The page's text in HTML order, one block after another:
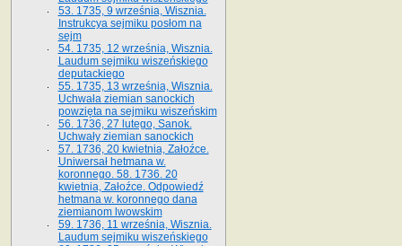
53. 1735, 9 września, Wisznia.
Instrukcya sejmiku posłom na
sejm
54. 1735, 12 września, Wisznia.
Laudum sejmiku wiszeńskiego
deputackiego
55. 1735, 13 września, Wisznia.
Uchwała ziemian sanockich
powzięta na sejmiku wiszeńskim
56. 1736, 27 lutego, Sanok.
Uchwały ziemian sanockich
57. 1736, 20 kwietnia, Załoźce.
Uniwersał hetmana w.
koronnego. 58. 1736. 20
kwietnia, Załoźce. Odpowiedź
hetmana w. koronnego dana
ziemianom lwowskim
59. 1736, 11 września, Wisznia.
Laudum sejmiku wiszeńskiego